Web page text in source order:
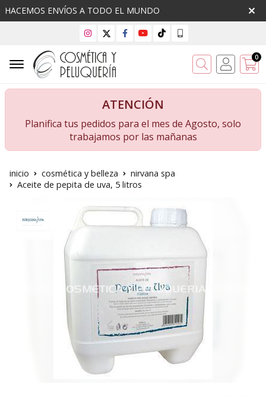
HACEMOS ENVÍOS A TODO EL MUNDO
Buscar 0
ATENCIÓN
Planifica tus pedidos para el mes de Agosto, solo
trabajamos por las mañanas
inicio cosmética y belleza
nirvana spa
Aceite de pepita de uva, 5 litros